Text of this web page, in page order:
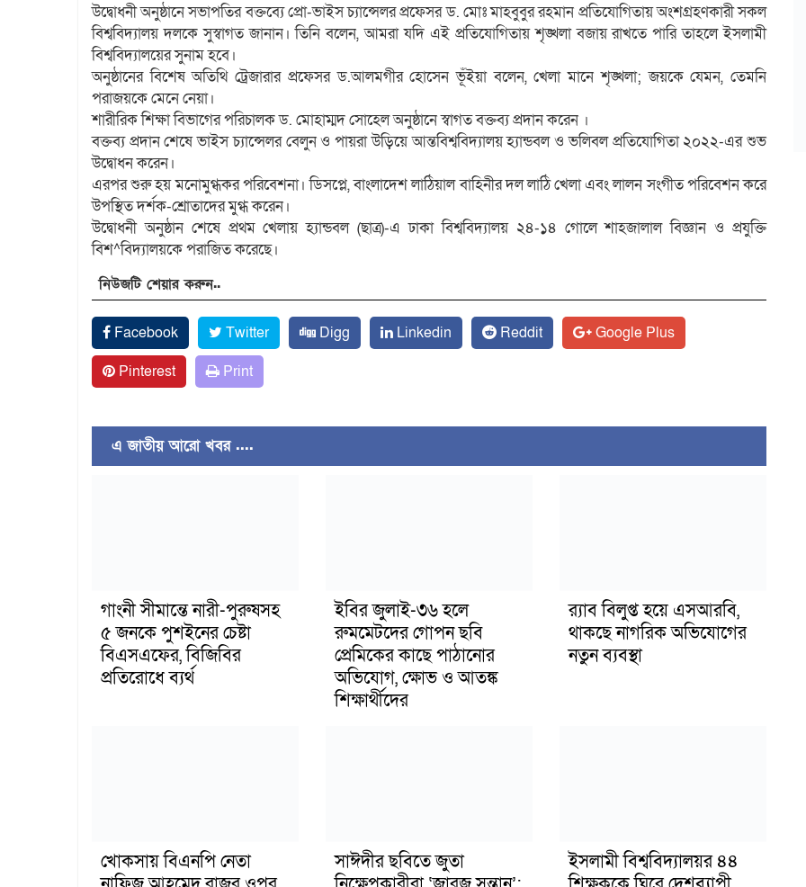
উদ্বোধনী অনুষ্ঠানে সভাপতির বক্তব্যে প্রো-ভাইস চ্যান্সেলর প্রফেসর ড. মোঃ মাহবুবুর রহমান প্রতিযোগিতায় অংশগ্রহণকারী সকল
বিশ্ববিদ্যালয় দলকে সুস্বাগত জানান। তিনি বলেন, আমরা যদি এই প্রতিযোগিতায় শৃঙ্খলা বজায় রাখতে পারি তাহলে ইসলামী
বিশ্ববিদ্যালয়ের সুনাম হবে।
অনুষ্ঠানের বিশেষ অতিথি ট্রেজারার প্রফেসর ড.আলমগীর হোসেন ভূঁইয়া বলেন, খেলা মানে শৃঙ্খলা; জয়কে যেমন, তেমনি
পরাজয়কে মেনে নেয়া।
শারীরিক শিক্ষা বিভাগের পরিচালক ড. মোহাম্মদ সোহেল অনুষ্ঠানে স্বাগত বক্তব্য প্রদান করেন ।
বক্তব্য প্রদান শেষে ভাইস চ্যান্সেলর বেলুন ও পায়রা উড়িয়ে আন্তবিশ্ববিদ্যালয় হ্যান্ডবল ও ভলিবল প্রতিযোগিতা ২০২২-এর শুভ
উদ্বোধন করেন।
এরপর শুরু হয় মনোমুগ্ধকর পরিবেশনা। ডিসপ্লে­, বাংলাদেশ লাঠিয়াল বাহিনীর দল লাঠি খেলা এবং লালন সংগীত পরিবেশন করে
উপস্থিত দর্শক-শ্রোতাদের মুগ্ধ করেন।
উদ্বোধনী অনুষ্ঠান শেষে প্রথম খেলায় হ্যান্ডবল (ছাত্র)-এ ঢাকা বিশ্ববিদ্যালয় ২৪-১৪ গোলে শাহজালাল বিজ্ঞান ও প্রযুক্তি
বিশ^বিদ্যালয়কে পরাজিত করেছে।
নিউজটি শেয়ার করুন..
Facebook Twitter Digg Linkedin Reddit
Google Plus
Pinterest
Print
এ জাতীয় আরো খবর ....
গাংনী সীমান্তে নারী-পুরুষসহ
৫ জনকে পুশইনের চেষ্টা
বিএসএফের, বিজিবির
প্রতিরোধে ব্যর্থ
ইবির জুলাই-৩৬ হলে
রুমমেটদের গোপন ছবি
প্রেমিকের কাছে পাঠানোর
অভিযোগ, ক্ষোভ ও আতঙ্ক
শিক্ষার্থীদের
র‍্যাব বিলুপ্ত হয়ে এসআরবি,
থাকছে নাগরিক অভিযোগের
নতুন ব্যবস্থা
খোকসায় বিএনপি নেতা
সাঈদীর ছবিতে জুতা
ইসলামী বিশ্ববিদ্যালয়র ৪৪